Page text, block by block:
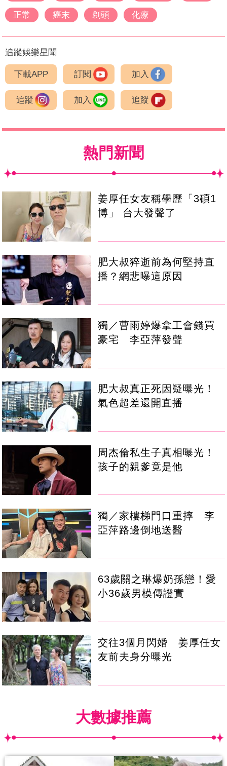
正常 癌末 剃頭 化療
追蹤娛樂星聞
下載APP 訂閱 加入
追蹤 加入 追蹤
熱門新聞
姜厚任女友稱學歷「3碩1
博」 台大發聲了
肥大叔猝逝前為何堅持直
播？網悲曝這原因
獨／曹雨婷爆拿工會錢買
豪宅 李亞萍發聲
肥大叔真正死因疑曝光！
氣色超差還開直播
周杰倫私生子真相曝光！
孩子的親爹竟是他
獨／家樓梯門口重摔 李
亞萍路邊倒地送醫
63歲關之琳爆奶孫戀！愛
小36歲男模傳證實
交往3個月閃婚 姜厚任女
友前夫身分曝光
大數據推薦